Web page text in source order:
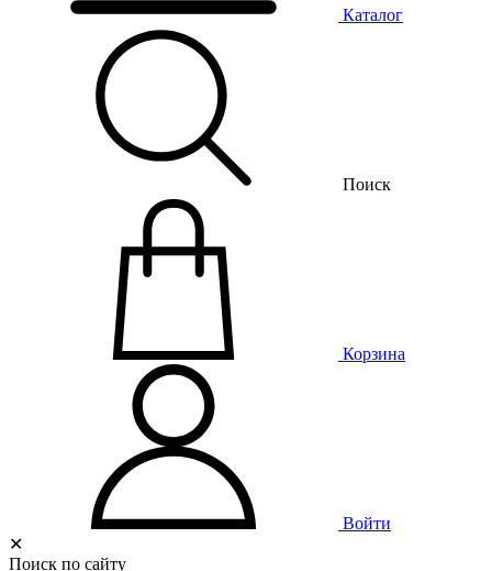
Каталог
Поиск
Корзина
Войти
✕
Поиск по сайту